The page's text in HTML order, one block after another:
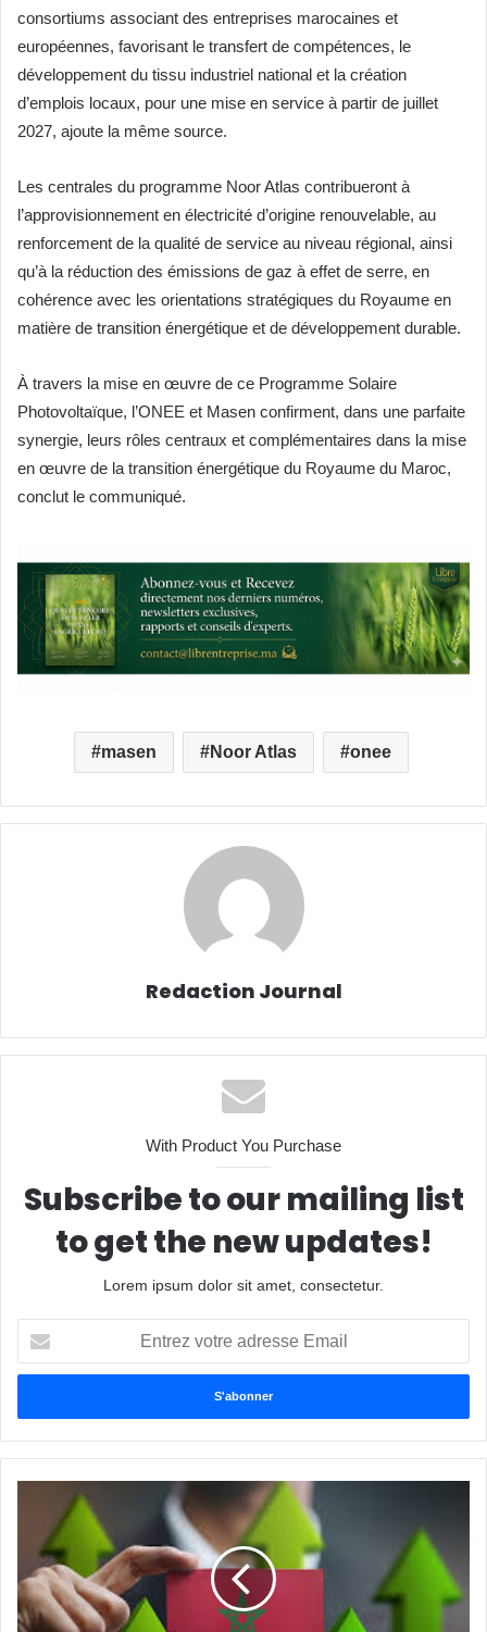
consortiums associant des entreprises marocaines et
européennes, favorisant le transfert de compétences, le
développement du tissu industriel national et la création
d’emplois locaux, pour une mise en service à partir de juillet
2027, ajoute la même source.
Les centrales du programme Noor Atlas contribueront à
l’approvisionnement en électricité d’origine renouvelable, au
renforcement de la qualité de service au niveau régional, ainsi
qu’à la réduction des émissions de gaz à effet de serre, en
cohérence avec les orientations stratégiques du Royaume en
matière de transition énergétique et de développement durable.
À travers la mise en œuvre de ce Programme Solaire
Photovoltaïque, l’ONEE et Masen confirment, dans une parfaite
synergie, leurs rôles centraux et complémentaires dans la mise
en œuvre de la transition énergétique du Royaume du Maroc,
conclut le communiqué.
masen Noor Atlas onee
Redaction Journal
With Product You Purchase
Subscribe to our mailing list
to get the new updates!
Lorem ipsum dolor sit amet, consectetur.
votre
adresse